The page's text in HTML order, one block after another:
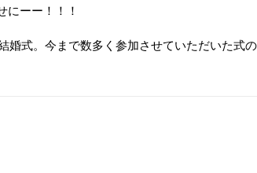
にーー！！！
婚式。今まで数多く参加させていただいた式